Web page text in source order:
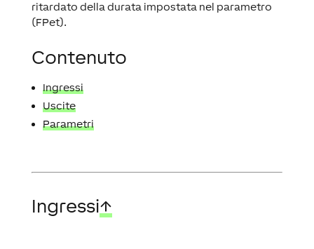
ritardato della durata impostata nel parametro
(FPet).
Contenuto
Ingressi
Uscite
Parametri
Ingressi↑